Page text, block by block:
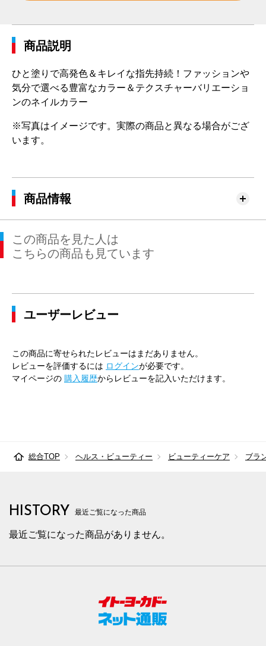
商品説明
ひと塗りで高発色＆キレイな指先持続！ファッションや
気分で選べる豊富なカラー＆テクスチャーバリエーショ
ンのネイルカラー
※写真はイメージです。実際の商品と異なる場合がござ
います。
商品情報
この商品を見た人は
こちらの商品も見ています
ユーザーレビュー
この商品に寄せられたレビューはまだありません。
レビューを評価するには ログインが必要です。
マイページの 購入履歴からレビューを記入いただけます。
総合TOP ヘルス・ビューティー ビューティーケア ブラ
HISTORY 最近ご覧になった商品
最近ご覧になった商品がありません。